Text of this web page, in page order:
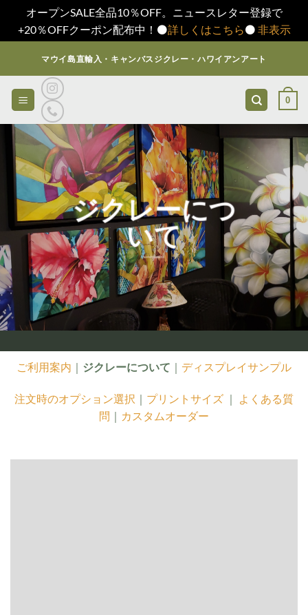
オープンSALE全品10％OFF。ニュースレター登録で
+20％OFFクーポン配布中！⚫️詳しくはこちら⚫️ 非表示
マウイ島直輸入・キャンバスジクレー・ハワイアンアート
0
ジクレーにつ
いて
ご利用案内 ｜ ジクレーについて ｜ ディスプレイサンプル
注文時のオプション選択 ｜ プリントサイズ ｜
よくある質
問 ｜ カスタムオーダー